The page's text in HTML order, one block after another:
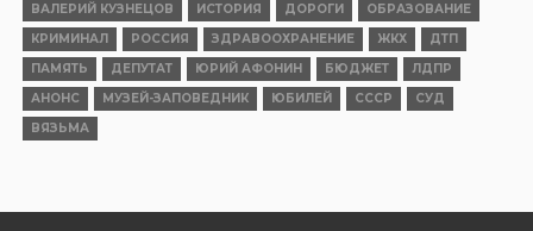
ВАЛЕРИЙ КУЗНЕЦОВ
ИСТОРИЯ ДОРОГИ
ОБРАЗОВАНИЕ
КРИМИНАЛ
РОССИЯ ЗДРАВООХРАНЕНИЕ ЖКХ
ДТП
ПАМЯТЬ
ДЕПУТАТ ЮРИЙ АФОНИН БЮДЖЕТ
ЛДПР
АНОНС
МУЗЕЙ-ЗАПОВЕДНИК ЮБИЛЕЙ СССР
СУД
ВЯЗЬМА